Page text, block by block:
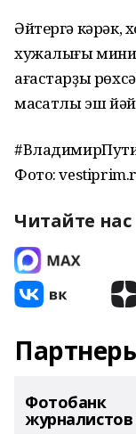
Әйтергә кәрәк,
хужалығы
ағастарҙы
маҡсатлы эш
Фото:
Читайте нас
Фотобанк